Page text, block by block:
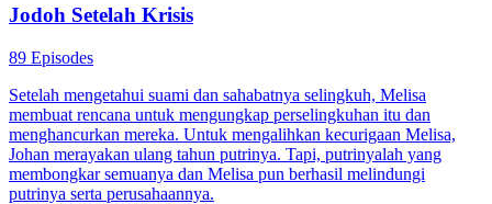
Jodoh Setelah Krisis
89 Episodes
Setelah mengetahui suami dan sahabatnya selingkuh, Melisa
membuat rencana untuk mengungkap perselingkuhan itu dan
menghancurkan mereka. Untuk mengalihkan kecurigaan Melisa,
Johan merayakan ulang tahun putrinya. Tapi, putrinyalah yang
membongkar semuanya dan Melisa pun berhasil melindungi
putrinya serta perusahaannya.